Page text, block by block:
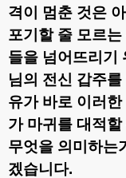
격이 멈춘 것은
포기할 줄 모르
들을 넘어뜨리기
님의 전신 갑주
유가 바로 이러
가 마귀를 대적
무엇을 의미하는
겠습니다.